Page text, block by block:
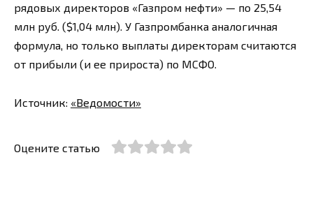
рядовых директоров «Газпром нефти» — по 25,54
млн руб. ($1,04 млн). У Газпромбанка аналогичная
формула, но только выплаты директорам считаются
от прибыли (и ее прироста) по МСФО.
Источник: «Ведомости»
Оцените статью